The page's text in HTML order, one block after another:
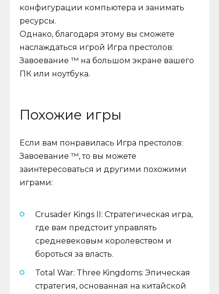
конфигурации компьютера и занимать
ресурсы.
Однако, благодаря этому вы сможете
наслаждаться игрой Игра престолов:
Завоевание ™ на большом экране вашего
ПК или ноутбука.
Похожие игры
Если вам понравилась Игра престолов:
Завоевание ™, то вы можете
заинтересоваться и другими похожими
играми:
Crusader Kings II: Стратегическая игра,
где вам предстоит управлять
средневековым королевством и
бороться за власть.
Total War: Three Kingdoms: Эпическая
стратегия, основанная на китайской